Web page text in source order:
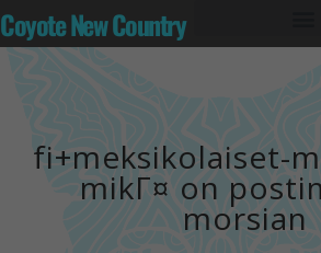
Coyote New Country
fi+meksikolaiset-
mikГ¤ on
morsian